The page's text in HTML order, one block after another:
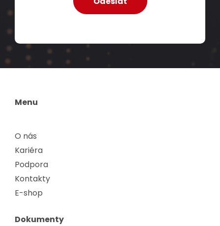
Menu
O nás
Kariéra
Podpora
Kontakty
E-shop
Dokumenty